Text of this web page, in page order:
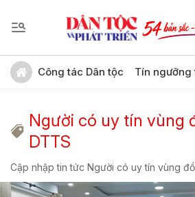
Công tác Dân tộc Tín ngưỡng
Người có uy tín vùng
DTTS
Cập nhập tin tức Người có uy tín vùng